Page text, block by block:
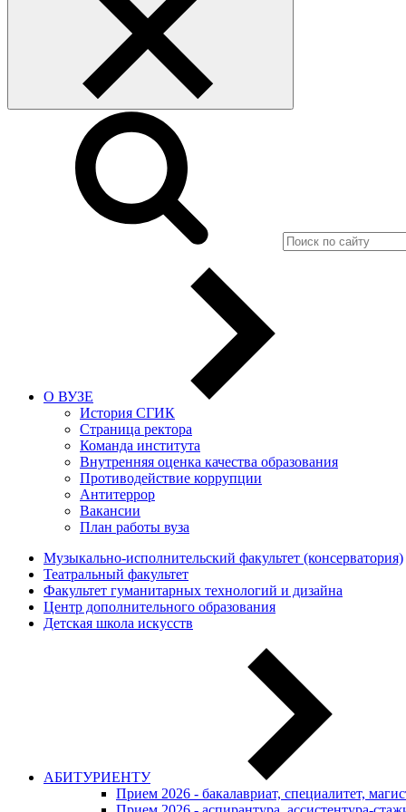
О ВУЗЕ
История СГИК
Страница ректора
Команда института
Внутренняя оценка качества образования
Противодействие коррупции
Антитеррор
Вакансии
План работы вуза
Музыкально-исполнительский факультет (консерватория)
Театральный факультет
Факультет гуманитарных технологий и дизайна
Центр дополнительного образования
Детская школа искусств
АБИТУРИЕНТУ
Прием 2026 - бакалавриат, специалитет,